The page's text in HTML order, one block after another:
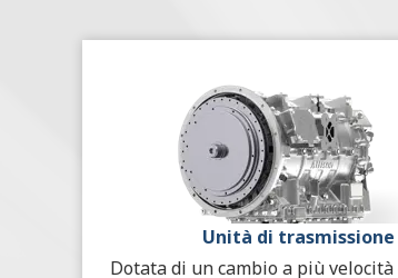
Unità di trasmissione
Dotata di un cambio a più